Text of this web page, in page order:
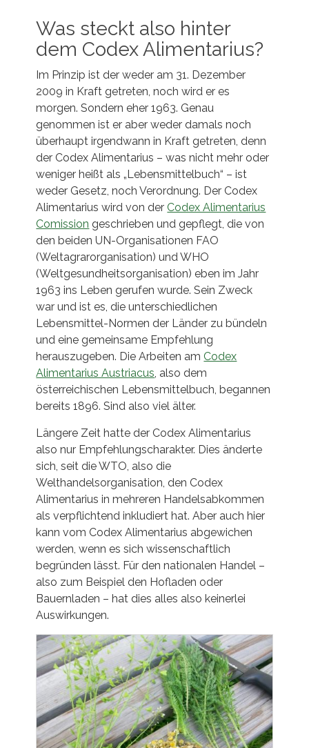
Was steckt also hinter
dem Codex Alimentarius?
Im Prinzip ist der weder am 31. Dezember
2009 in Kraft getreten, noch wird er es
morgen. Sondern eher 1963. Genau
genommen ist er aber weder damals noch
überhaupt irgendwann in Kraft getreten, denn
der Codex Alimentarius – was nicht mehr oder
weniger heißt als „Lebensmittelbuch“ – ist
weder Gesetz, noch Verordnung. Der Codex
Alimentarius wird von der Codex Alimentarius
Comission geschrieben und gepflegt, die von
den beiden UN-Organisationen FAO
(Weltagrarorganisation) und WHO
(Weltgesundheitsorganisation) eben im Jahr
1963 ins Leben gerufen wurde. Sein Zweck
war und ist es, die unterschiedlichen
Lebensmittel-Normen der Länder zu bündeln
und eine gemeinsame Empfehlung
herauszugeben. Die Arbeiten am Codex
Alimentarius Austriacus, also dem
österreichischen Lebensmittelbuch, begannen
bereits 1896. Sind also viel älter.
Längere Zeit hatte der Codex Alimentarius
also nur Empfehlungscharakter. Dies änderte
sich, seit die WTO, also die
Welthandelsorganisation, den Codex
Alimentarius in mehreren Handelsabkommen
als verpflichtend inkludiert hat. Aber auch hier
kann vom Codex Alimentarius abgewichen
werden, wenn es sich wissenschaftlich
begründen lässt. Für den nationalen Handel –
also zum Beispiel den Hofladen oder
Bauernladen – hat dies alles also keinerlei
Auswirkungen.